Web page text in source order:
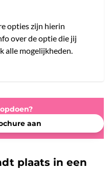
opties zijn hierin
over de optie die jij
alle mogelijkheden.
aan
plaats in een